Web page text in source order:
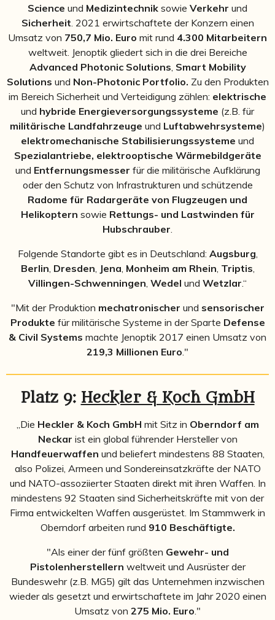
Science und Medizintechnik sowie Verkehr und
Sicherheit 2021 erwirtschaftete der Konzern einen
Umsatz von 750,7 Mio. Euro mit rund 4.300 Mitarbeitern
weltweit. Jenoptik gliedert sich in die drei Bereiche
Advanced Photonic Solutions Smart Mobility
Solutions und Non-Photonic Portfolio. Zu den Produkten
im Bereich Sicherheit und Verteidigung zählen: elektrische
und hybride Energieversorgungssysteme (z.B. für
militärische Landfahrzeuge und Luftabwehrsysteme)
elektromechanische Stabilisierungssysteme und
Spezialantriebe, elektrooptische Wärmebildgeräte
und Entfernungsmesser für die militärische Aufklärung
oder den Schutz von Infrastrukturen und schützende
Radome für Radargeräte von Flugzeugen und
Helikoptern sowie Rettungs- und Lastwinden für
Hubschrauber
Folgende Standorte gibt es in Deutschland: Augsburg
Berlin Dresden Jena Monheim am Rhein Triptis
Villingen-Schwenningen Wedel und Wetzlar.“
"Mit der Produktion mechatronischer und sensorischer
Produkte für militärische Systeme in der Sparte Defense
& Civil Systems machte Jenoptik 2017 einen Umsatz von
219,3 Millionen Euro ."
Platz 9: Heckler & Koch GmbH
„Die Heckler & Koch GmbH mit Sitz in Oberndorf am
Neckar ist ein global führender Hersteller von
Handfeuerwaffen und beliefert mindestens 88 Staaten,
also Polizei, Armeen und Sondereinsatzkräfte der NATO
und NATO-assoziierter Staaten direkt mit ihren Waffen. In
mindestens 92 Staaten sind Sicherheitskräfte mit von der
Firma entwickelten Waffen ausgerüstet. Im Stammwerk in
Oberndorf arbeiten rund 910 Beschäftigte.
"Als einer der fünf größten Gewehr- und
Pistolenherstellern weltweit und Ausrüster der
Bundeswehr (z.B. MG5) gilt das Unternehmen inzwischen
wieder als gesetzt und erwirtschaftete im Jahr 2020 einen
Umsatz von 275 Mio. Euro ."